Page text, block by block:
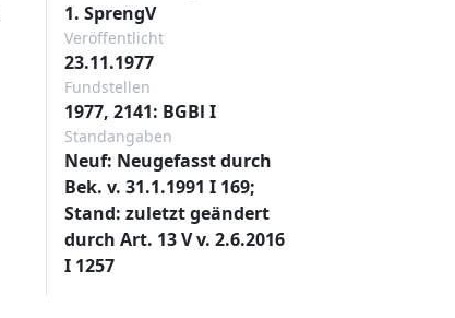
1. SprengV
Veröffentlicht
23.11.1977
Fundstellen
1977, 2141: BGBl I
Standangaben
Neuf: Neugefasst durch
Bek. v. 31.1.1991 I 169;
Stand: zuletzt geändert
durch Art. 13 V v. 2.6.2016
I 1257